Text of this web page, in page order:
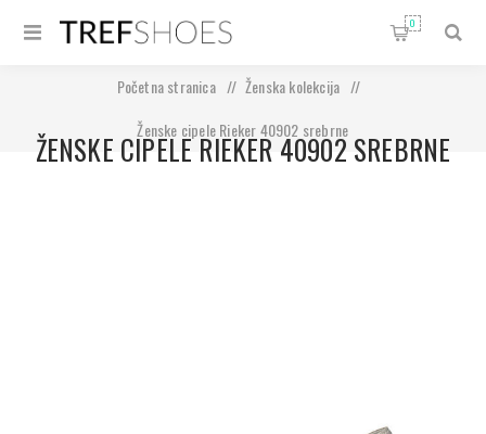
0
Početna stranica / Ženska kolekcija
/
Ženske cipele Rieker 40902 srebrne
ŽENSKE CIPELE RIEKER 40902 SREBRNE